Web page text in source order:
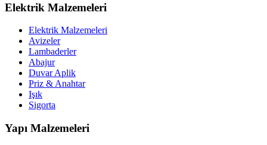
Elektrik Malzemeleri
Elektrik Malzemeleri
Avizeler
Lambaderler
Abajur
Duvar Aplik
Priz & Anahtar
Işık
Sigorta
Yapı Malzemeleri